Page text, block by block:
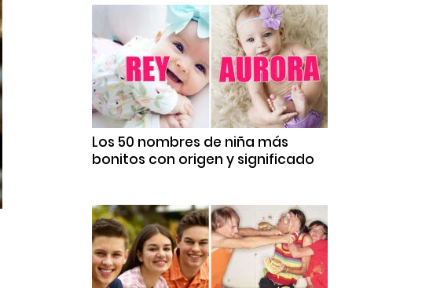
Los 50 nombres de niña más
bonitos con origen y significado